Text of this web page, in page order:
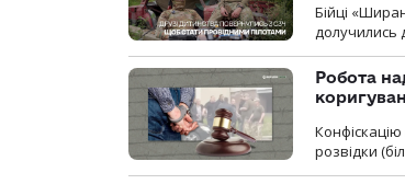
Бійці
долучились
Робота
розвідки